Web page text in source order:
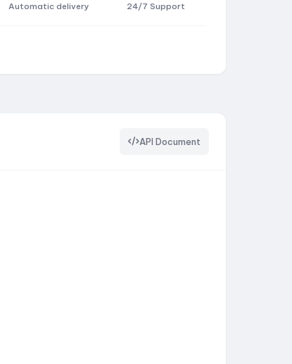
Automatic delivery 24/7 Support
API Document